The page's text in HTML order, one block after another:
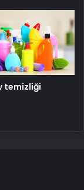
temizliği